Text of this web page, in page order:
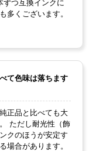
ずつ互換インクに
多くございます。
て色味は落ちます
正品と比べても大
ただし耐光性（飾
クのほうが安定す
場合があります。